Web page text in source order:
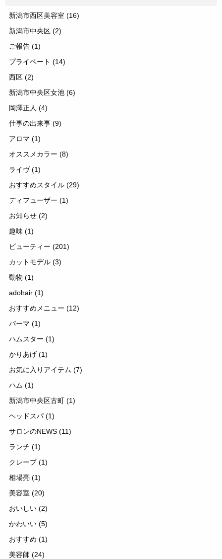
新潟市西区美容室 (16)
新潟市中央区 (2)
ご報告 (1)
プライベート (14)
西区 (2)
新潟市中央区女池 (6)
岡澤正人 (4)
仕事の出来事 (9)
アロマ (1)
オススメカラー (8)
ライヴ(1)
おすすめスタイル (29)
ディフューザー (1)
お知らせ (2)
趣味 (1)
ビューティー (201)
カットモデル (3)
動物 (1)
adohair (1)
おすすめメニュー (12)
パーマ (1)
ハムスター (1)
かりあげ (1)
お気に入りアイテム (7)
ハム (1)
新潟市中央区古町 (1)
ヘッドスパ (1)
サロンのNEWS (11)
ランチ (1)
クレープ(1)
相場亮 (1)
美容室 (20)
おいしい (2)
かわいい (5)
おすすめ (1)
美容師 (24)